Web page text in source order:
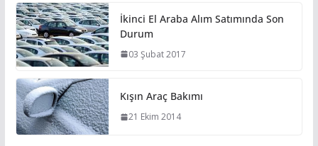
İkinci El Araba Alım Satımında Son
Durum
03 Şubat 2017
Kışın Araç Bakımı
21 Ekim 2014